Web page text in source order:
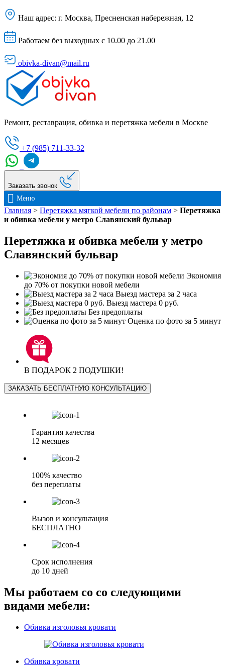
Наш адрес: г. Москва, Пресненская набережная, 12
Работаем без выходных с 10.00 до 21.00
obivka-divan@mail.ru
Ремонт, реставрация, обивка и перетяжка мебели в Москве
+7 (985) 711-33-32
Заказать звонок
Меню
Главная > Перетяжка мягкой мебели по районам > Перетяжка
и обивка мебели у метро Славянский бульвар
Перетяжка и обивка мебели у метро
Славянский бульвар
Экономия
до 70% от покупки новой мебели
Выезд мастера за 2 часа
Выезд мастера 0 руб.
Без предоплаты
Оценка по фото за 5 минут
В ПОДАРОК 2 ПОДУШКИ!
ЗАКАЗАТЬ БЕСПЛАТНУЮ КОНСУЛЬТАЦИЮ
Гарантия качества
12 месяцев
100% качество
без переплаты
Вызов и консультация
БЕСПЛАТНО
Срок исполнения
до 10 дней
Мы работаем со со следующими
видами мебели:
Обивка изголовья кровати
Обивка кровати